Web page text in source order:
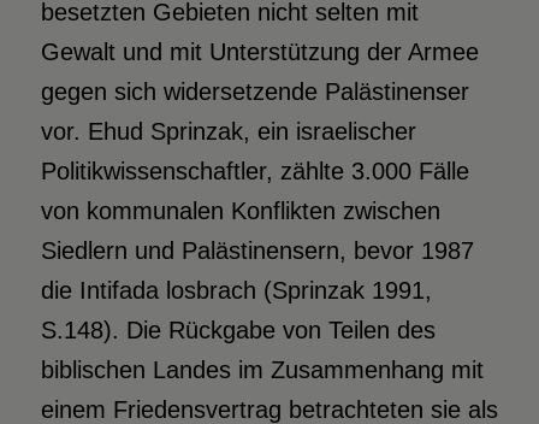
besetzten Gebieten nicht selten mit
Gewalt und mit Unterstützung der Armee
gegen sich widersetzende Palästinenser
vor. Ehud Sprinzak, ein israelischer
Politikwissenschaftler, zählte 3.000 Fälle
von kommunalen Konflikten zwischen
Siedlern und Palästinensern, bevor 1987
die Intifada losbrach (Sprinzak 1991,
S.148). Die Rückgabe von Teilen des
biblischen Landes im Zusammenhang mit
einem Friedensvertrag betrachteten sie als